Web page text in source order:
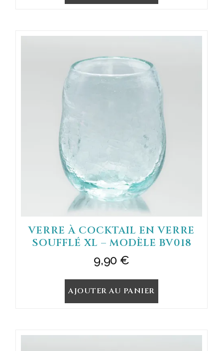
VERRE À COCKTAIL EN VERRE
SOUFFLÉ XL – MODÈLE BV018
9,90 €
AJOUTER AU PANIER